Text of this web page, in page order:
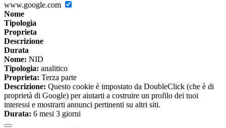
www.google.com
Nome
Tipologia
Proprieta
Descrizione
Durata
Nome: NID
Tipologia: analitico
Proprieta: Terza parte
Descrizione: Questo cookie è impostato da DoubleClick (che è di
proprietà di Google) per aiutarti a costruire un profilo dei tuoi
interessi e mostrarti annunci pertinenti su altri siti.
Durata: 6 mesi 3 giorni